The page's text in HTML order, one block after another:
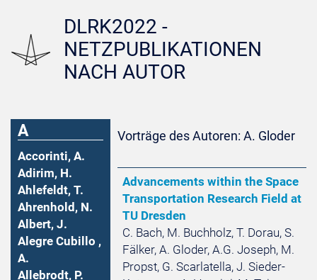
DLRK2022 -
NETZPUBLIKATIONEN
NACH AUTOR
A
Accorinti, A.
Adirim, H.
Ahlefeldt, T.
Ahrenhold, N.
Albert, J.
Alegre Cubillo ,
A.
Allebrodt, P.
Vorträge des Autoren: A. Gloder
Advancements within the Space
Transportation Research Field at
TU Dresden
C. Bach, M. Buchholz, T. Dorau, S.
Fälker, A. Gloder, A.G. Joseph, M.
Propst, G. Scarlatella, J. Sieder-